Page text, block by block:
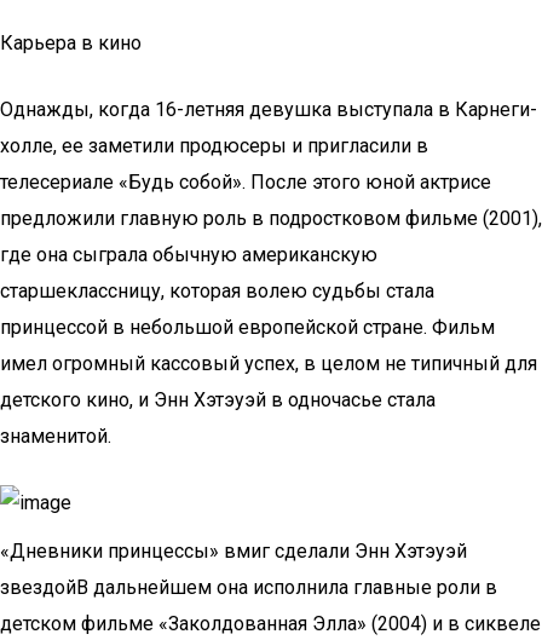
Карьера в кино
Однажды, когда 16-летняя девушка выступала в Карнеги-
холле, ее заметили продюсеры и пригласили в
телесериале «Будь собой». После этого юной актрисе
предложили главную роль в подростковом фильме (2001),
где она сыграла обычную американскую
старшеклассницу, которая волею судьбы стала
принцессой в небольшой европейской стране. Фильм
имел огромный кассовый успех, в целом не типичный для
детского кино, и Энн Хэтэуэй в одночасье стала
знаменитой.
«Дневники принцессы» вмиг сделали Энн Хэтэуэй
звездойВ дальнейшем она исполнила главные роли в
детском фильме «Заколдованная Элла» (2004) и в сиквеле